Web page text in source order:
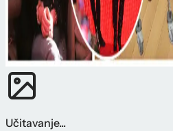
Učitavanje...